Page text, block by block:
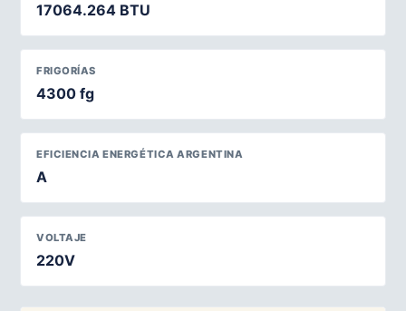
17064.264 BTU
FRIGORÍAS
4300 fg
EFICIENCIA ENERGÉTICA ARGENTINA
A
VOLTAJE
220V